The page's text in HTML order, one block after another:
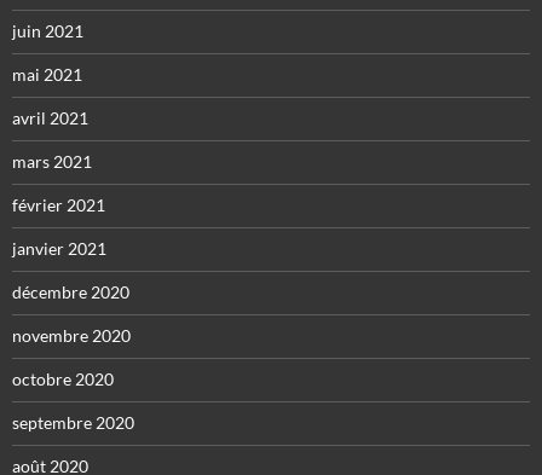
juin 2021
mai 2021
avril 2021
mars 2021
février 2021
janvier 2021
décembre 2020
novembre 2020
octobre 2020
septembre 2020
août 2020